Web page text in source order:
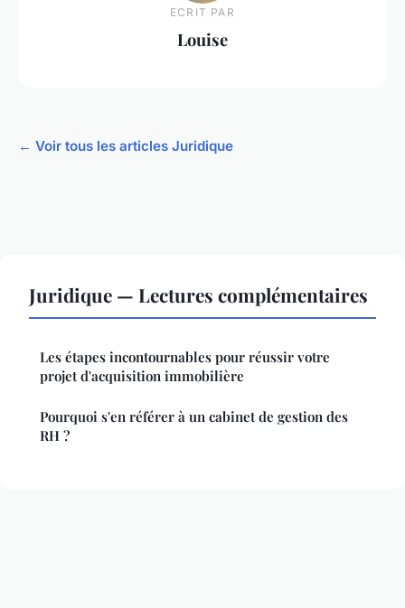
ECRIT PAR
Louise
← Voir tous les articles Juridique
Juridique — Lectures complémentaires
Les étapes incontournables pour réussir votre
projet d'acquisition immobilière
Pourquoi s'en référer à un cabinet de gestion des
RH ?